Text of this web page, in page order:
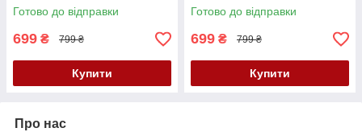
Готово до відправки
699 ₴ 799 ₴
Купити
Готово до відправки
699 ₴ 799 ₴
Купити
Про нас